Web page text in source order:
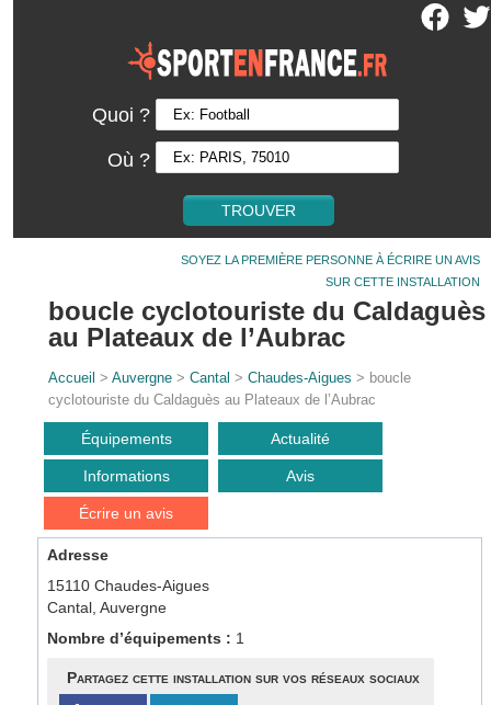
Quoi ?
Où ?
SOYEZ LA PREMIÈRE PERSONNE À ÉCRIRE UN AVIS
SUR CETTE INSTALLATION
boucle cyclotouriste du Caldaguès
au Plateaux de l’Aubrac
Accueil >Auvergne >Cantal >Chaudes-Aigues > boucle
cyclotouriste du Caldaguès au Plateaux de l’Aubrac
Équipements Actualité
Informations Avis
Écrire un avis
Adresse
15110 Chaudes-Aigues
Cantal, Auvergne
Nombre d’équipements : 1
Partagez cette installation sur vos réseaux sociaux